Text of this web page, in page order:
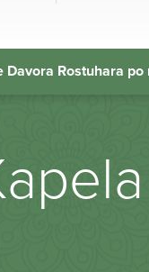
Davora Rostuhara